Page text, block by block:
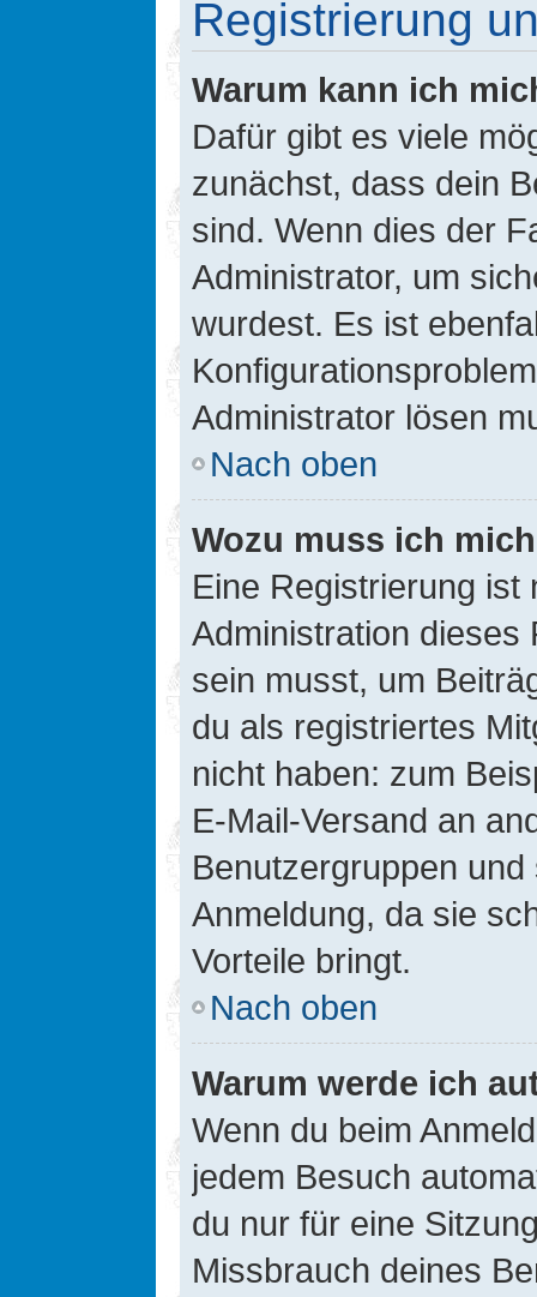
Registrierung
Warum kann ich
Dafür gibt es viele
zunächst, dass dein
sind. Wenn dies der
Administrator, um
wurdest. Es ist
Administrator lösen
Nach oben
Wozu muss ich
Eine Registrierung ist
Administration dieses
sein musst, um
du als registriertes
nicht haben: zum
E-Mail-Versand an
Benutzergruppen
Anmeldung, da sie
Vorteile bringt.
Nach oben
Warum werde ich
Wenn du beim
jedem Besuch
du nur für eine
Missbrauch deines